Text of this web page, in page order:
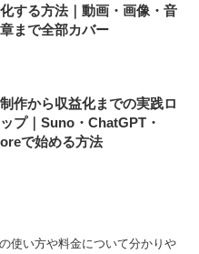
する方法｜動画・画像・音
まで全部カバー
作から収益化までの実践ロ
プ｜Suno・ChatGPT・
で始める方法
使い方や料金について分かりや